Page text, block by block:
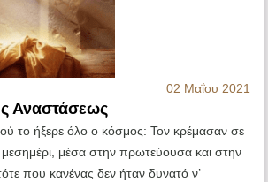
02 Μαΐου 2021
Αναστάσεως
το ήξερε όλο ο κόσμος: Τον κρέμασαν σε
μέσα στην πρωτεύουσα και στην
που κανένας δεν ήταν δυνατό ν’